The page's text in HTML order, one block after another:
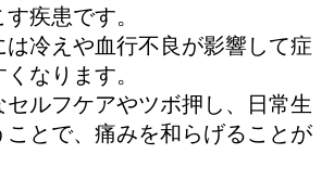
疾患です。
冷えや血行不良が影響して症
なります。
セルフケアやツボ押し、日常生
ことで、痛みを和らげることが